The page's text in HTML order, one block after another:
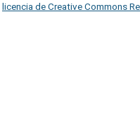
licencia de Creative Commons